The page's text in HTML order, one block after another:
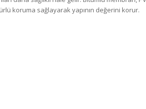
koruma sağlayarak yapının değerini korur.